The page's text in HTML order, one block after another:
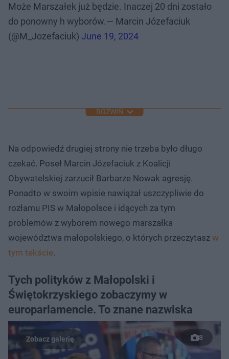
Może Marszałek już będzie. Inaczej 20 dni zostało
do ponowny h wyborów.— Marcin Józefaciuk
(@M_Jozefaciuk) June 19, 2024
ROZWIŃ
Na odpowiedź drugiej strony nie trzeba było długo
czekać. Poseł Marcin Józefaciuk z Koalicji
Obywatelskiej zarzucił Barbarze Nowak agresję.
Ponadto w swoim wpisie nawiązał uszczypliwie do
rozłamu PIS w Małopolsce i idących za tym
problemów z wyborem nowego marszałka
województwa małopolskiego, o których przeczytasz w
tym tekście.
Tych polityków z Małopolski i
Świętokrzyskiego zobaczymy w
europarlamencie. To znane nazwiska
8